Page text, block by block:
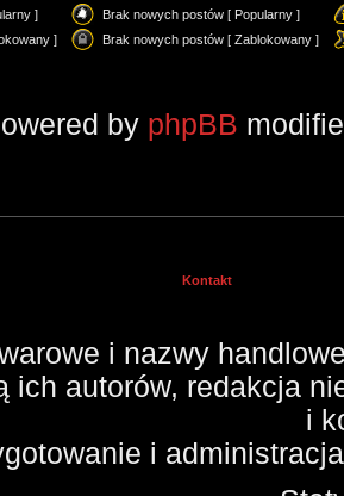
]
Brak nowych postów [ Popularny ]
]
Brak nowych postów [ Zablokowany ]
by phpBB
Kontakt
i nazwy
ich autorów, redakcja
i
i